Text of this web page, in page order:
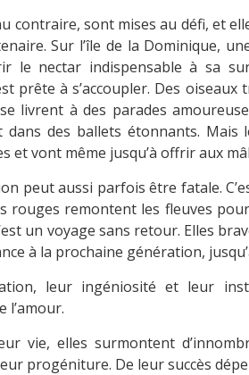
contraire, sont mises au défi, et
Sur l’île de la Dominique,
le nectar indispensable à sa
prête à s’accoupler. Des
livrent à des parades
dans des ballets étonnants.
et vont même jusqu’à offrir aux
peut aussi parfois être fatale.
rouges remontent les fleuves
un voyage sans retour. Elles
à la prochaine génération,
leur ingéniosité et leur
l’amour.
vie, elles surmontent
progéniture. De leur succès